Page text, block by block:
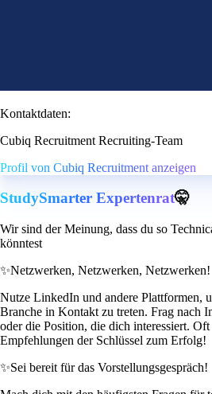
Kontaktdaten:
Cubiq Recruitment Recruiting-Team
Profil von Cubiq Recruitment anzeigen
StudySmarter Expertenrat🤫
Wir sind der Meinung, dass du so
könntest
✨Netzwerken, Netzwerken, Netzwerken!
Nutze LinkedIn und andere Plattformen,
Branche in Kontakt zu treten. Frag nach
oder die Position, die dich interessiert.
Empfehlungen der Schlüssel zum Erfolg!
✨Sei bereit für das Vorstellungsgespräch!